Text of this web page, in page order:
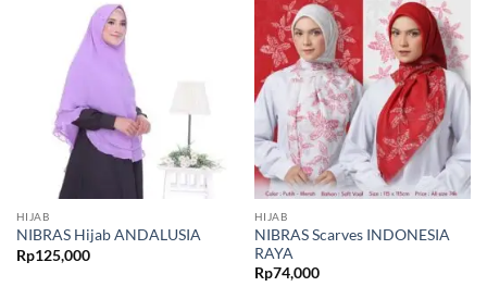
HIJAB
NIBRAS Hijab ANDALUSIA
Rp125,000
HIJAB
NIBRAS Scarves INDONESIA
RAYA
Rp74,000